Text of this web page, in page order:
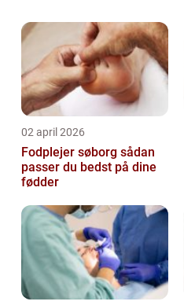
mod byens thai
02 april 2026
Fodplejer søborg sådan
passer du bedst på dine
fødder